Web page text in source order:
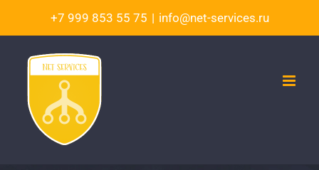
content
+7 999 853 55 75 | info@net-services.ru